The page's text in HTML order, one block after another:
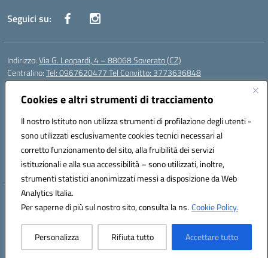
Cookies e altri strumenti di tracciamento
Il nostro Istituto non utilizza strumenti di profilazione degli utenti -
sono utilizzati esclusivamente cookies tecnici necessari al
corretto funzionamento del sito, alla fruibilità dei servizi
istituzionali e alla sua accessibilità – sono utilizzati, inoltre,
strumenti statistici anonimizzati messi a disposizione da Web
Analytics Italia.
Per saperne di più sul nostro sito, consulta la ns.Cookie Policy.
Personalizza Rifiuta tutto Accettare tutto
Seguici su:
Indirizzo:Via G. Leopardi, 4 – 88068 Soverato (CZ)
Centralino:Tel: 0967620477 Tel Convitto: 3773636848
Email:
Posta elettronica certificata (PEC):czrh04000q@pec.istruzione.it
Codice fiscale: 84000690796
Codice meccanografico:CZRH04000Q
Codice Indice delle Pubbliche Amministrazioni (IPA): istsc_czrh04000q
Codice unico di fatturazione (CUF): UF9M13
Hosting & Powered by 3D Solution S.r.l.
Concept & Design by Designers Italia